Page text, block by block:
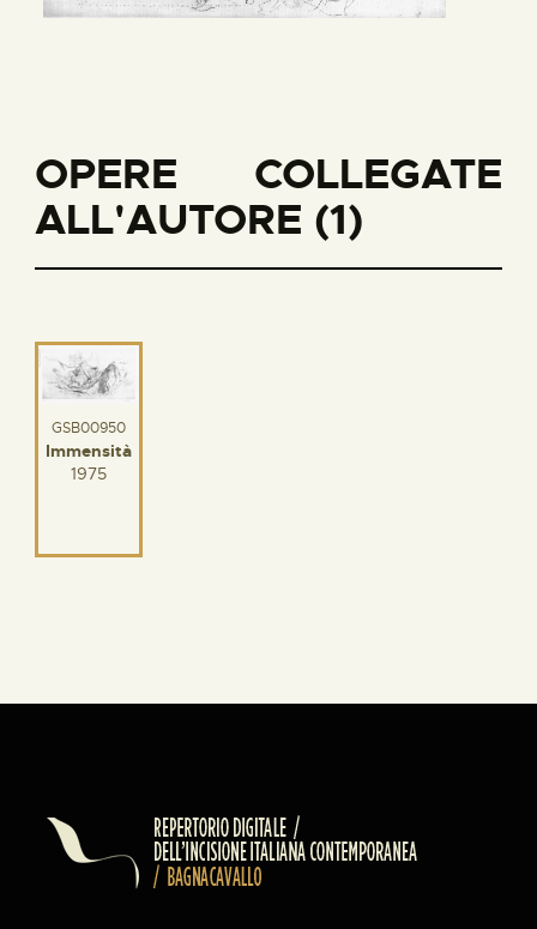
OPERE COLLEGATE
ALL'AUTORE (1)
GSB00950
Immensità
1975